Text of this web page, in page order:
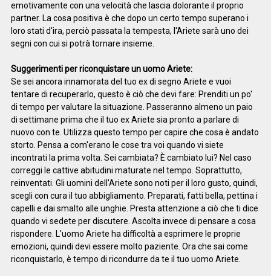
emotivamente con una velocità che lascia dolorante il proprio
partner. La cosa positiva è che dopo un certo tempo superano i
loro stati d'ira, perciò passata la tempesta, l'Ariete sarà uno dei
segni con cui si potrà tornare insieme.
Suggerimenti per riconquistare un uomo Ariete:
Se sei ancora innamorata del tuo ex di segno Ariete e vuoi
tentare di recuperarlo, questo è ciò che devi fare: Prenditi un po'
di tempo per valutare la situazione. Passeranno almeno un paio
di settimane prima che il tuo ex Ariete sia pronto a parlare di
nuovo con te. Utilizza questo tempo per capire che cosa è andato
storto. Pensa a com'erano le cose tra voi quando vi siete
incontrati la prima volta. Sei cambiata? È cambiato lui? Nel caso
correggi le cattive abitudini maturate nel tempo. Soprattutto,
reinventati. Gli uomini dell'Ariete sono noti per il loro gusto, quindi,
scegli con cura il tuo abbigliamento. Preparati, fatti bella, pettina i
capelli e dai smalto alle unghie. Presta attenzione a ciò che ti dice
quando vi sedete per discutere. Ascolta invece di pensare a cosa
rispondere. L'uomo Ariete ha difficoltà a esprimere le proprie
emozioni, quindi devi essere molto paziente. Ora che sai come
riconquistarlo, è tempo di ricondurre da te il tuo uomo Ariete.